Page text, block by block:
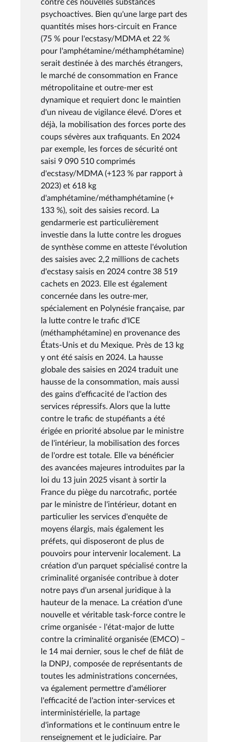
contre ces nouvelles substances
psychoactives. Bien qu'une large part des
quantités mises hors-circuit en France
(75 % pour l'ecstasy/MDMA et 22 %
pour l'amphétamine/méthamphétamine)
serait destinée à des marchés étrangers,
le marché de consommation en France
métropolitaine et outre-mer est
dynamique et requiert donc le maintien
d'un niveau de vigilance élevé. D'ores et
déjà, la mobilisation des forces porte des
coups sévères aux trafiquants. En 2024
par exemple, les forces de sécurité ont
saisi 9 090 510 comprimés
d'ecstasy/MDMA (+123 % par rapport à
2023) et 618 kg
d'amphétamine/méthamphétamine (+
133 %), soit des saisies record. La
gendarmerie est particulièrement
investie dans la lutte contre les drogues
de synthèse comme en atteste l'évolution
des saisies avec 2,2 millions de cachets
d'ecstasy saisis en 2024 contre 38 519
cachets en 2023. Elle est également
concernée dans les outre-mer,
spécialement en Polynésie française, par
la lutte contre le trafic d'ICE
(méthamphétamine) en provenance des
États-Unis et du Mexique. Près de 13 kg
y ont été saisis en 2024. La hausse
globale des saisies en 2024 traduit une
hausse de la consommation, mais aussi
des gains d'efficacité de l'action des
services répressifs. Alors que la lutte
contre le trafic de stupéfiants a été
érigée en priorité absolue par le ministre
de l'intérieur, la mobilisation des forces
de l'ordre est totale. Elle va bénéficier
des avancées majeures introduites par la
loi du 13 juin 2025 visant à sortir la
France du piège du narcotrafic, portée
par le ministre de l'intérieur, dotant en
particulier les services d'enquête de
moyens élargis, mais également les
préfets, qui disposeront de plus de
pouvoirs pour intervenir localement. La
création d'un parquet spécialisé contre la
criminalité organisée contribue à doter
notre pays d'un arsenal juridique à la
hauteur de la menace. La création d'une
nouvelle et véritable task-force contre le
crime organisée - l'état-major de lutte
contre la criminalité organisée (EMCO) –
le 14 mai dernier, sous le chef de filât de
la DNPJ, composée de représentants de
toutes les administrations concernées,
va également permettre d'améliorer
l'efficacité de l'action inter-services et
interministérielle, la partage
d'informations et le continuum entre le
renseignement et le judiciaire. Par